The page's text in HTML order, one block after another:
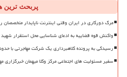
پربحث ترین
مرگ دورکاری در ایران وقتی اینترنت ناپایدار متخصصان
واکنش قوه قضاییه به ادعای شناسایی محل استقرار شهید
رسیدگی به پرونده کلاهبرداری یک شرکت مهاجرتی با حدود ۳۰۰ شاکی در دادسرای
سفیر مسئولیت های اجتماعی مرکز وکلا میهمان خبرگزاری